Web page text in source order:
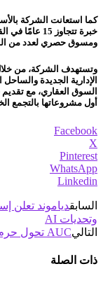
كما استعانت الشركة
خبرة تتجاوز
ومسوق حصري لعدد من
وتستهدف الشركة، من
الإدارية الجديدة
السوق العقاري، مع تقديم
أول مشروعاتها بالتجمع
Facebook
X
Pinterest
WhatsApp
Linkedin
السابقدياموند تعلن
وتحديات AI
التاليAUC تحول حرم التحرير التاريخي إلى ساحة للتعلم التجريبي
ذات الصلة